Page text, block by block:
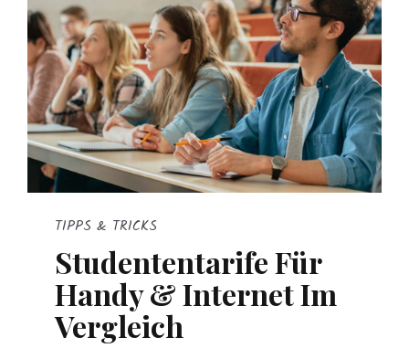
TIPPS & TRICKS
Studententarife Für
Handy & Internet Im
Vergleich